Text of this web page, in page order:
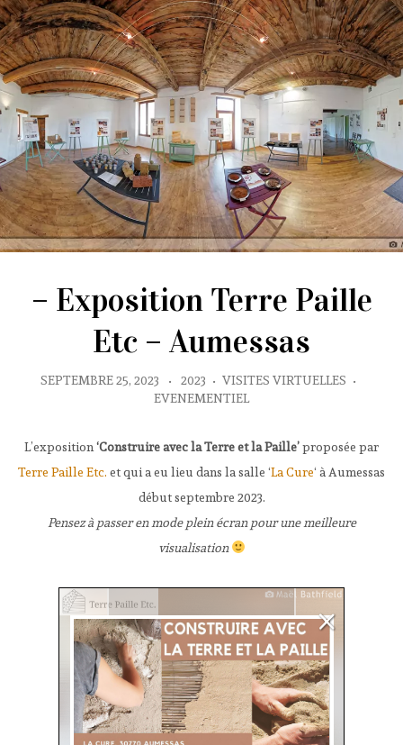
– Exposition Terre Paille
Etc – Aumessas
SEPTEMBRE 25, 2023 • 2023 • VISITES VIRTUELLES •
EVENEMENTIEL
L’exposition‘Construire avec la Terre et la Paille’proposée par
Terre Paille Etc.et qui a eu lieu dans la salle ‘La Cure‘ à Aumessas
début septembre 2023.
Pensez à passer en mode plein écran pour une meilleure
visualisation